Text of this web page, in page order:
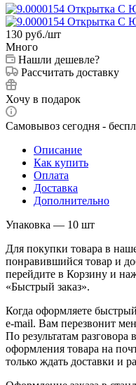
130 руб./шт
Много
Нашли дешевле?
Рассчитать доставку
Хочу в подарок
Самовывоз сегодня -
Описание
Как купить
Оплата
Доставка
Дополнительно
Упаковка — 10 шт
Для покупки товара в
понравившийся товар и
перейдите в Корзину и
«Быстрый заказ».
Когда оформляете
e-mail. Вам перезвонит
По результатам
оформления товара на
только ждать доставки и